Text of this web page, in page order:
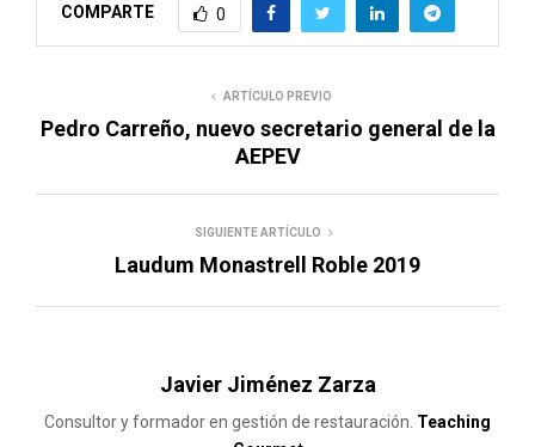
COMPARTE 0
ARTÍCULO PREVIO
Pedro Carreño, nuevo secretario general de la
AEPEV
SIGUIENTE ARTÍCULO
Laudum Monastrell Roble 2019
Javier Jiménez Zarza
Consultor y formador en gestión de restauración. Teaching